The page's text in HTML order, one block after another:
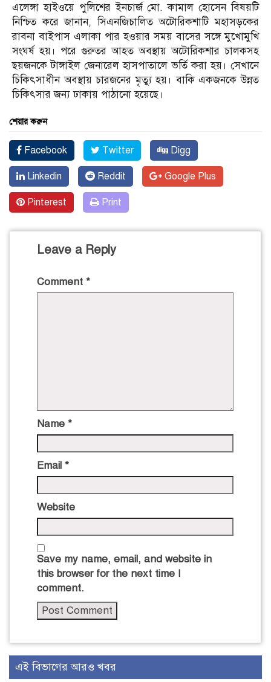
এলেঙ্গা হাইওয়ে পুলিশের ইনচার্জ মো. কামাল হোসেন বিষয়টি
নিশ্চিত করে জানান, সিএনজিচালিত অটোরিকশাটি মহাসড়কের
রাবনা বাইপাস এলাকা পার হওয়ার সময় বাসের সঙ্গে মুখোমুখি
সংঘর্ষ হয়। পরে গুরুতর আহত অবস্থায় অটোরিকশার চালকসহ
ছয়জনকে টাঙ্গাইল জেনারেল হাসপাতালে ভর্তি করা হয়। সেখানে
চিকিৎসাধীন অবস্থায় চারজনের মৃত্যু হয়। বাকি একজনকে উন্নত
চিকিৎসার জন্য ঢাকায় পাঠানো হয়েছে।
শেয়ার করুন
Facebook Twitter Digg
Linkedin Reddit Google Plus
Pinterest Print
Leave a Reply
Comment *
Name *
Email *
Website
Save my name, email, and website in
this browser for the next time I
comment.
এই বিভাগের আরও খবর